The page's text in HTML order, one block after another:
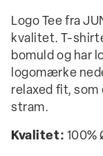
Logo Tee fra
kvalitet. T-
bomuld og har
logomærke
relaxed fit,
stram.
Kvalitet: 100%